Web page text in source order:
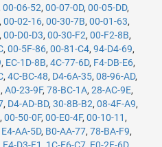
00-06-52, 00-07-0D, 00-05-DD,
, 00-02-16, 00-30-7B, 00-01-63,
, 00-D0-D3, 00-30-F2, 00-F2-8B,
, 00-5F-86, 00-81-C4, 94-D4-69,
, EC-1D-8B, 4C-77-6D, F4-DB-E6,
, 4C-BC-48, D4-6A-35, 08-96-AD,
, A0-23-9F, 78-BC-1A, 28-AC-9E,
, D4-AD-BD, 30-8B-B2, 08-4F-A9,
, 00-50-0F, 00-E0-4F, 00-10-11 ,
E4-AA-5D, B0-AA-77, 78-BA-F9,